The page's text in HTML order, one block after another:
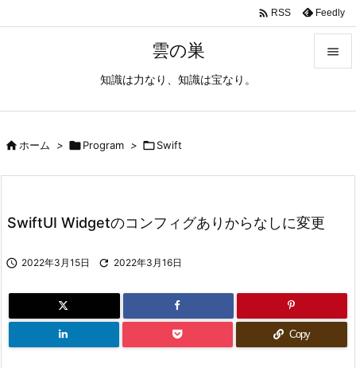
雲の巣
知識は力なり、知識は宝なり。

 RSS Feedly
ホーム > Program > Swift
SwiftUI Widgetのコンフィグありからなしに変更
 2022年3月15日  2022年3月16日
Copy